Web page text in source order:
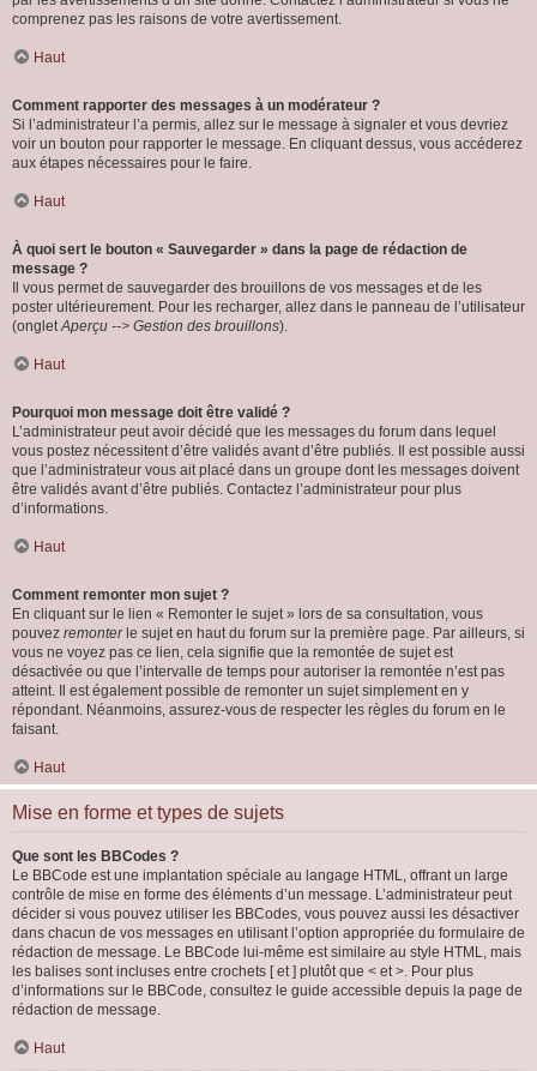
comprenez pas les raisons de votre avertissement.
Haut
Comment rapporter des messages à un modérateur ?
Si l’administrateur l’a permis, allez sur le message à signaler et vous devriez
voir un bouton pour rapporter le message. En cliquant dessus, vous accéderez
aux étapes nécessaires pour le faire.
Haut
À quoi sert le bouton « Sauvegarder » dans la page de rédaction de
message ?
Il vous permet de sauvegarder des brouillons de vos messages et de les
poster ultérieurement. Pour les recharger, allez dans le panneau de l’utilisateur
(ongletAperçu --> Gestion des brouillons).
Haut
Pourquoi mon message doit être validé ?
L’administrateur peut avoir décidé que les messages du forum dans lequel
vous postez nécessitent d’être validés avant d’être publiés. Il est possible aussi
que l’administrateur vous ait placé dans un groupe dont les messages doivent
être validés avant d’être publiés. Contactez l’administrateur pour plus
d’informations.
Haut
Comment remonter mon sujet ?
En cliquant sur le lien « Remonter le sujet » lors de sa consultation, vous
pouvez remonterle sujet en haut du forum sur la première page. Par ailleurs, si
vous ne voyez pas ce lien, cela signifie que la remontée de sujet est
désactivée ou que l’intervalle de temps pour autoriser la remontée n’est pas
atteint. Il est également possible de remonter un sujet simplement en y
répondant. Néanmoins, assurez-vous de respecter les règles du forum en le
faisant.
Haut
Mise en forme et types de sujets
Que sont les BBCodes ?
Le BBCode est une implantation spéciale au langage HTML, offrant un large
contrôle de mise en forme des éléments d’un message. L’administrateur peut
décider si vous pouvez utiliser les BBCodes, vous pouvez aussi les désactiver
dans chacun de vos messages en utilisant l’option appropriée du formulaire de
rédaction de message. Le BBCode lui-même est similaire au style HTML, mais
les balises sont incluses entre crochets [ et ] plutôt que < et >. Pour plus
d’informations sur le BBCode, consultez le guide accessible depuis la page de
rédaction de message.
Haut